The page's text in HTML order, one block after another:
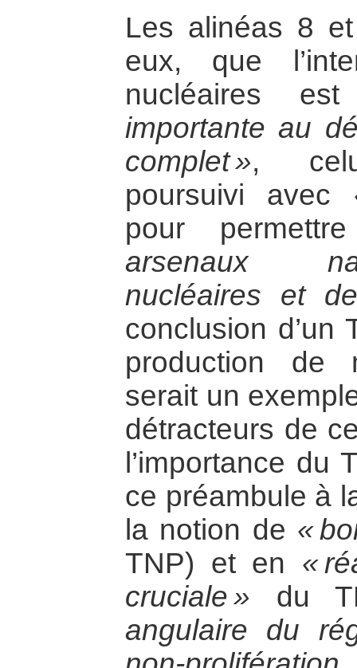
Les alinéas 8
eux, que
nucléaires
importante au
complet »,
poursuivi avec
pour
arsenaux
nucléaires et
conclusion d’un
production de
serait un
détracteurs de
l’importance du
ce préambule à
la notion de «
TNP) et en «
cruciale » du
angulaire du